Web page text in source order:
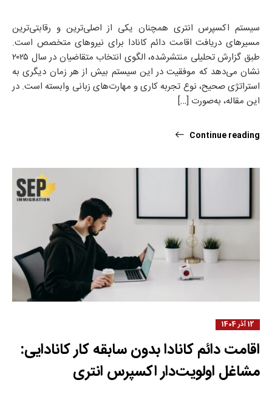
سیستم اکسپرس انتری همچنان یکی از اصلی‌ترین و رقابتی‌ترین
مسیرهای دریافت اقامت دائم کانادا برای نیروهای متخصص است.
طبق گزارش تحلیلی منتشرشده، الگوی انتخاب متقاضیان در سال ۲۰۲۵
نشان می‌دهد که موفقیت در این سیستم بیش از هر زمان دیگری به
استراتژی صحیح، نوع تجربه کاری و مهارت‌های زبانی وابسته است. در
این مقاله، به‌صورت […]
Continue reading
12 آذر 1404
اقامت دائم کانادا بدون سابقه کار کانادایی:
مشاغل اولویت‌دار اکسپرس انتری